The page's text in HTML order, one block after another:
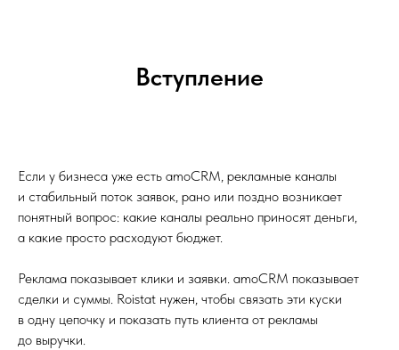
Вступление
Если у бизнеса уже есть amoCRM, рекламные каналы
и стабильный поток заявок, рано или поздно возникает
понятный вопрос: какие каналы реально приносят деньги,
а какие просто расходуют бюджет.
Реклама показывает клики и заявки. amoCRM показывает
сделки и суммы. Roistat нужен, чтобы связать эти куски
в одну цепочку и показать путь клиента от рекламы
до выручки.